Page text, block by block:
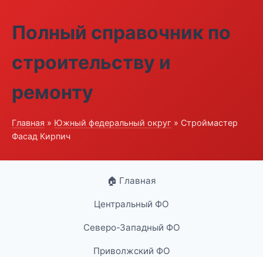
Полный справочник по
строительству и
ремонту
Главная » Южный федеральный округ » Строймастер
Фасад Кирпич
🏠 Главная
Центральный ФО
Северо-Западный ФО
Приволжский ФО